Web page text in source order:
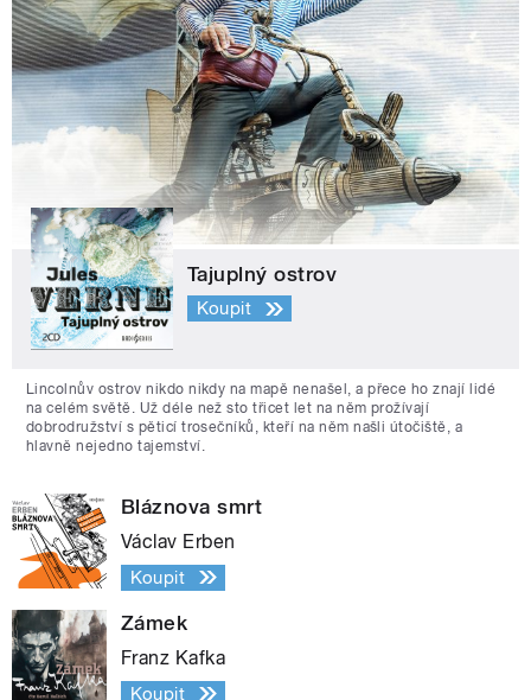
Tajuplný ostrov
Koupit
Lincolnův ostrov nikdo nikdy na mapě nenašel, a přece ho znají lidé
na celém světě. Už déle než sto třicet let na něm prožívají
dobrodružství s pěticí trosečníků, kteří na něm našli útočiště, a
hlavně nejedno tajemství.
Bláznova smrt
Václav Erben
Koupit
Zámek
Franz Kafka
Koupit